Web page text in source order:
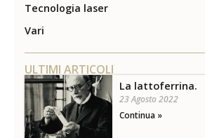
Tecnologia laser
Vari
ULTIMI ARTICOLI
La lattoferrina.
23 Agosto 2022
Continua »